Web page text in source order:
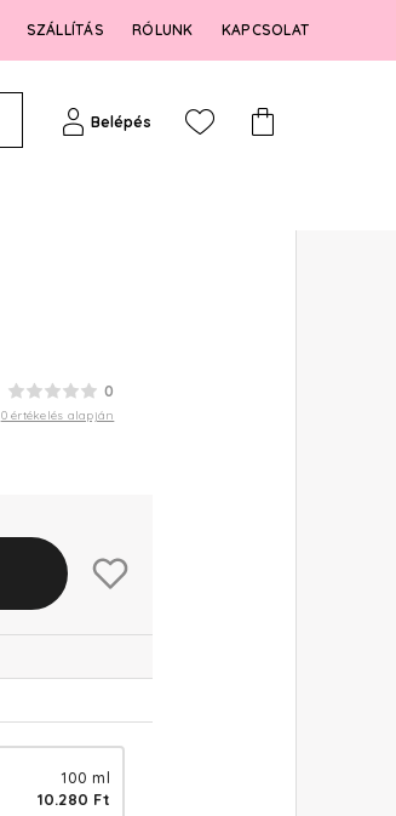
SZÁLLÍTÁS RÓLUNK KAPCSOLAT
Belépés
0
0 értékelés alapján
100 ml
10.280 Ft